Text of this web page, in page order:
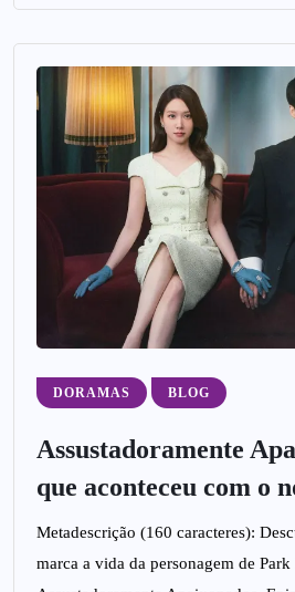
DORAMAS BLOG
Assustadoramente
que aconteceu com o
Metadescrição (160 caracteres):
marca a vida da personagem de